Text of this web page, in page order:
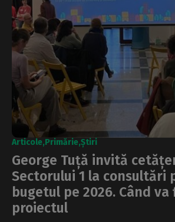
Articole Primărie Știri
George Tuță invită
Sectorului 1 la consultări
bugetul pe 2026. Când
proiectul